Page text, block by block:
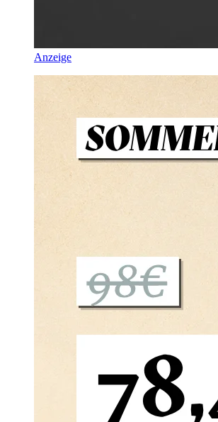
Anzeige